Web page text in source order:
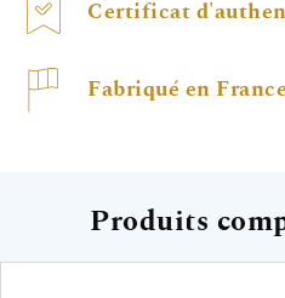
Certificat
Fabriqué en France
Produits